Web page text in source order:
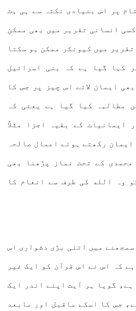
پر اس بنیادی نکتہ سے ہی ہٹ
انسانی تقریر میں بھی ممکن
میں کیونکر ممکن ہو سکتا
کہا گیا ہے کہ بنی اسرائیل
ایمان لائے اس چیز پر جس کا
مطالبہ کیا گیا ہے یعنی کہ
ایمانیات کے بقیہ اجزا مثلاً
رکھتے ہوئے اعمال صالحہ
کے تحت نماز پڑھنا بھی
ہے (آیت ٤٣) تو وہ الله کی طرف سے انعام کا
میں اتنی بڑی دشواری اس
کہ اس نے اس قرآن کو ایک غیر
ہے، گویا ہر آیت اپنے اندر ایک
جس کا اسکے ماقبل اور مابعد